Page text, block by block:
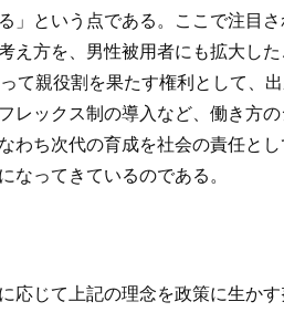
」という点である。ここで注目
え方を、男性被用者にも拡大し
て親役割を果たす権利として、
レックス制の導入など、働き方
わち次代の育成を社会の責任と
なってきているのである。
応じて上記の理念を政策に生か